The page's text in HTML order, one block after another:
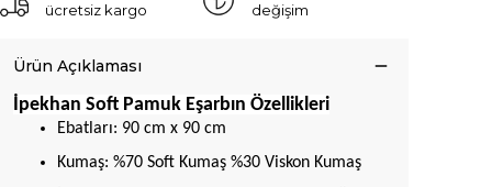
ücretsiz kargo
değişim
Ürün Açıklaması
İpekhan Soft Pamuk Eşarbın Özellikleri
Ebatları: 90 cm x 90 cm
Kumaş: %70 Soft Kumaş %30 Viskon Kumaş